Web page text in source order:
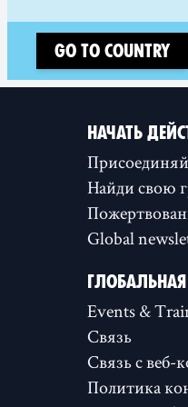
Go to country
НАЧАТЬ
Найди свою
Global
Events &
Связь
Связь с веб-
Политика